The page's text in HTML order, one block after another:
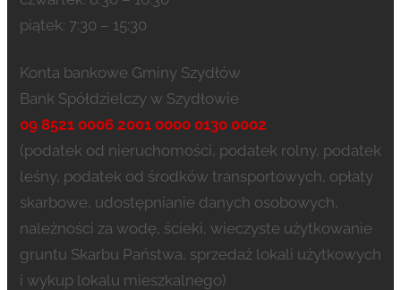
piątek: 7:30 – 15:30
Konta bankowe Gminy Szydłów
Bank Spółdzielczy w Szydłowie
09 8521 0006 2001 0000 0130 0002
(podatek od nieruchomości, podatek rolny, podatek
leśny, podatek od środków transportowych, opłaty
skarbowe, udostępnianie danych osobowych,
należności za wodę, ścieki, wieczyste użytkowanie
gruntu Skarbu Państwa, sprzedaż lokali użytkowych
i wykup lokalu mieszkalnego)